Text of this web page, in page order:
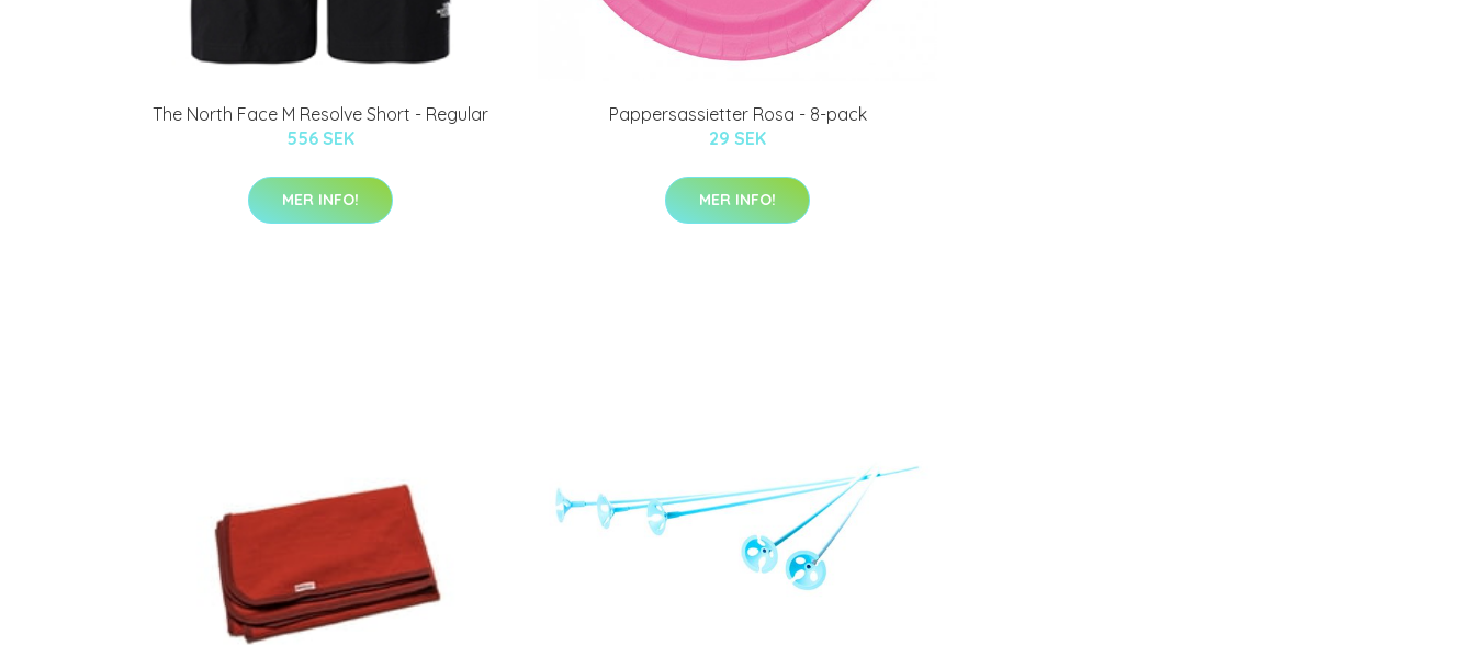
The North Face M Resolve Short - Regular
556 SEK
MER INFO!
Pappersassietter Rosa - 8-pack
29 SEK
MER INFO!